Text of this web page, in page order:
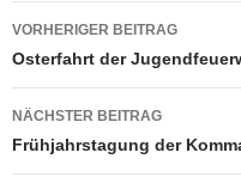
VORHERIGER BEITRAG
Osterfahrt der
NÄCHSTER BEITRAG
Frühjahrstagung der